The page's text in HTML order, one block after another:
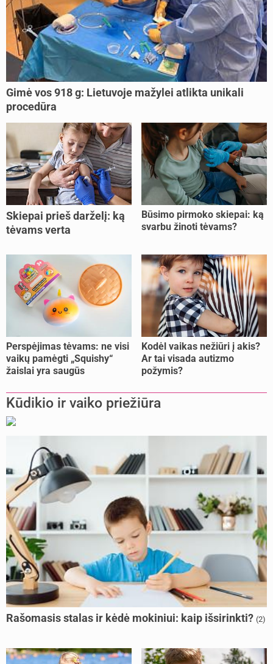
Gimė vos 918 g: Lietuvoje mažylei atlikta unikali
procedūra
Skiepai prieš darželį: ką
tėvams verta
Būsimo pirmoko skiepai: ką
svarbu žinoti tėvams?
Perspėjimas tėvams: ne visi
vaikų pamėgti „Squishy“
žaislai yra saugūs
Kodėl vaikas nežiūri į akis?
Ar tai visada autizmo
požymis?
Kūdikio ir vaiko priežiūra
Rašomasis stalas ir kėdė mokiniui: kaip išsirinkti? (2)